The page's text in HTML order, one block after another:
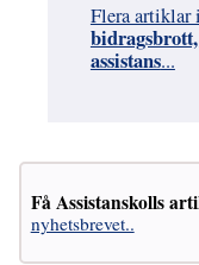
Flera artiklar i
assistans...
Få Assistanskolls
nyhetsbrevet..